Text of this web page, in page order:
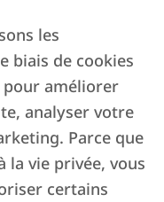
les
biais de cookies
pour améliorer
analyser votre
Parce que
la vie privée, vous
certains